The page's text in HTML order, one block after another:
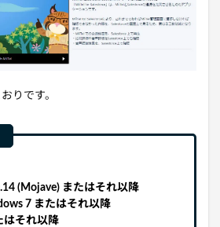
りです。
(Mojave) またはそれ以降
7 またはそれ以降
はそれ以降